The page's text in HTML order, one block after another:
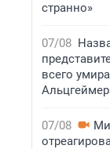
странно»
07/08
всего
07/08